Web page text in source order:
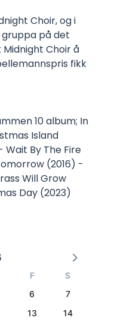
Choir, og i
på det
Choir å
fikk
10 album; In
Island
By The Fire
(2016) -
Will Grow
Day (2023)
F
S
6
7
13
14